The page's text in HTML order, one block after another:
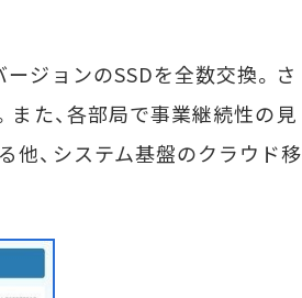
ジョンのSSDを全数交換。さ
た、各部局で事業継続性の見
他、システム基盤のクラウド移